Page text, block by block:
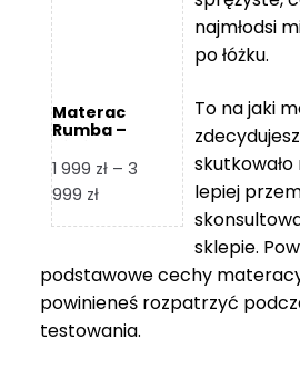
Materac
Rumba –
1 999 zł – 3
999 złZakres
1
999 zł
do
najmłodsi
po łóżku.
To na jaki
lepiej
sklepie.
podstawowe cechy
powinieneś rozpatrzyć
testowania.